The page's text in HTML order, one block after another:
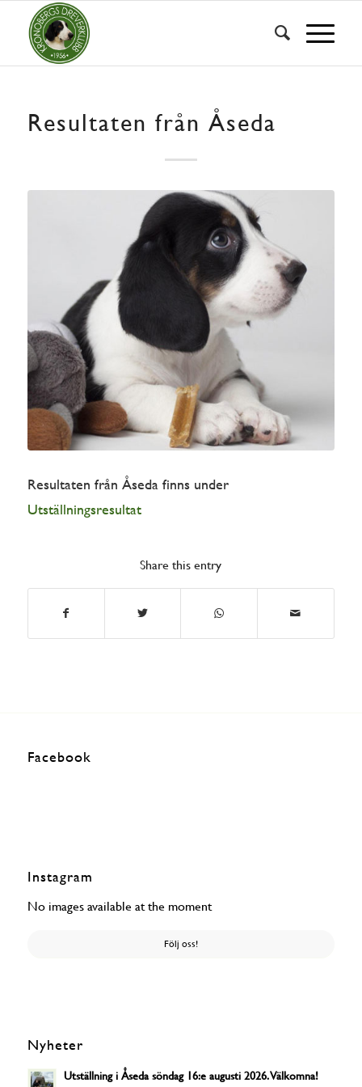
Resultaten från Åseda
Resultaten från Åseda finns under
Utställningsresultat
Share this entry
Facebook
Instagram
No images available at the moment
Följ oss!
Nyheter
Utställning i Åseda söndag 16:e augusti 2026. Välkomna!